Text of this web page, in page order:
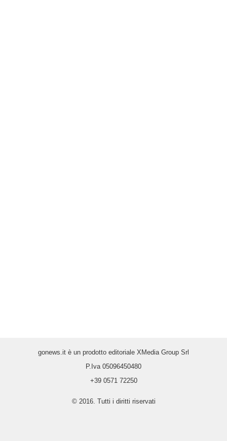
gonews.it è un prodotto editoriale XMedia Group Srl
P.Iva 05096450480
+39 0571 72250
© 2016. Tutti i diritti riservati